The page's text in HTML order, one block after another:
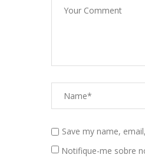
Save my name,
Notifique-me sobre